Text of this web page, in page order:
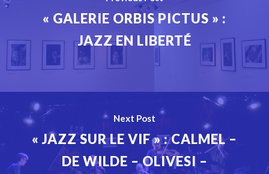
« GALERIE ORBIS PICTUS » :
JAZZ EN LIBERTÉ
Next Post
« JAZZ SUR LE VIF » : CALMEL –
DE WILDE – OLIVESI –